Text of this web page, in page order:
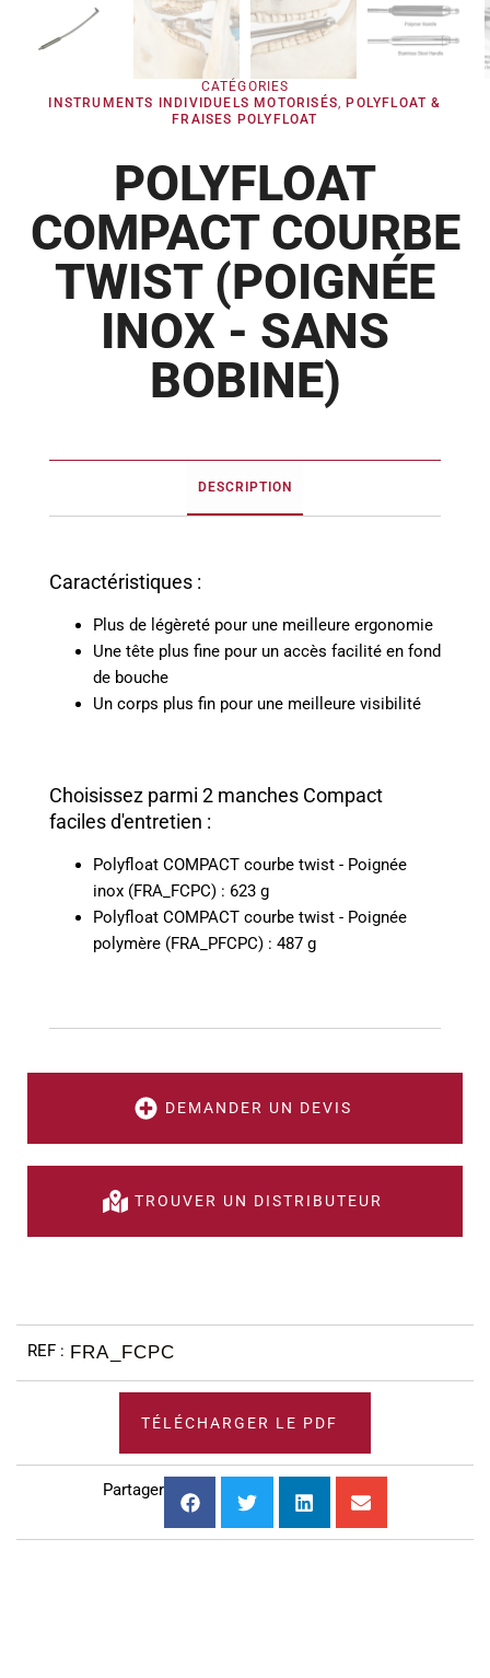
CATÉGORIES
INSTRUMENTS INDIVIDUELS MOTORISÉS, POLYFLOAT &
FRAISES POLYFLOAT
POLYFLOAT
COMPACT COURBE
TWIST (POIGNÉE
INOX - SANS
BOBINE)
DESCRIPTION
Caractéristiques :
Plus de légèreté pour une meilleure ergonomie
Une tête plus fine pour un accès facilité en fond
de bouche
Un corps plus fin pour une meilleure visibilité
Choisissez parmi 2 manches Compact
faciles d'entretien :
Polyfloat COMPACT courbe twist - Poignée
inox (FRA_FCPC) : 623 g
Polyfloat COMPACT courbe twist - Poignée
polymère (FRA_PFCPC) : 487 g
DEMANDER UN DEVIS
TROUVER UN DISTRIBUTEUR
FRA_FCPC
TÉLÉCHARGER LE PDF
Partager